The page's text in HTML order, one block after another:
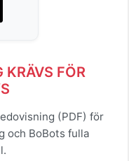
KRÄVS FÖR
(PDF) för
och BoBots fulla